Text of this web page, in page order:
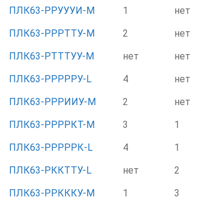
ПЛК63-РРУУУИ-М
1 нет
ПЛК63-РРРТТУ-М
2 нет
ПЛК63-РТТТУУ-М
нет нет
ПЛК63-РРРРРУ-L
4 нет
ПЛК63-РРРИИУ-М
2 нет
ПЛК63-РРРРКТ-М
3 1
ПЛК63-РРРРРК-L
4 1
ПЛК63-РККТТУ-L
нет 2
ПЛК63-РРКККУ-М
1 3